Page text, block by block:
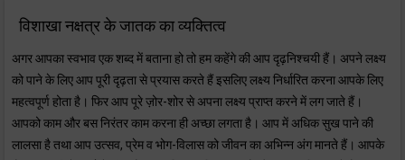
विशाखा नक्षत्र के जातक का व्यक्तित्व
अगर आपका स्वभाव एक शब्द में बताना हो तो हम कहेंगे की आप दृढ़निश्चयी हैं। अपने लक्ष्य
को पाने के लिए आप पूरी दृढ़ता से प्रयास करते हैं इसलिए लक्ष्य निर्धारित करना आपके लिए
महत्वपूर्ण होता है। फिर आप पूरे ज़ोर-शोर से अपना लक्ष्य प्राप्त करने में लग जाते हैं।
आपको काम और बस निरंतर काम करना ही अच्छा लगता है। आप में अधिक सुख पाने की
लालसा है तथा आप उत्सव, प्रेम व भोग-विलास को जीवन का अभिन्न अंग मानते हैं। आपके